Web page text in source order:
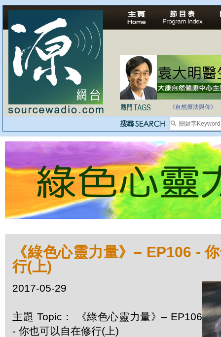
自家教育合法化-
《自然療法與你》
《綠色心靈力量》– EP106 -
行(上)
2017-05-29
主題 Topic： 《綠色心靈力量》– EP106
- 你也可以自在修行(上)